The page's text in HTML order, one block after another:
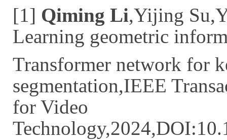
[1] Qiming Li,Yijing
Learning geometric
Transformer network for
segmentation,IEEE
for Video